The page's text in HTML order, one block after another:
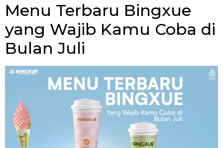
Menu Terbaru Bingxue
yang Wajib Kamu Coba di
Bulan Juli